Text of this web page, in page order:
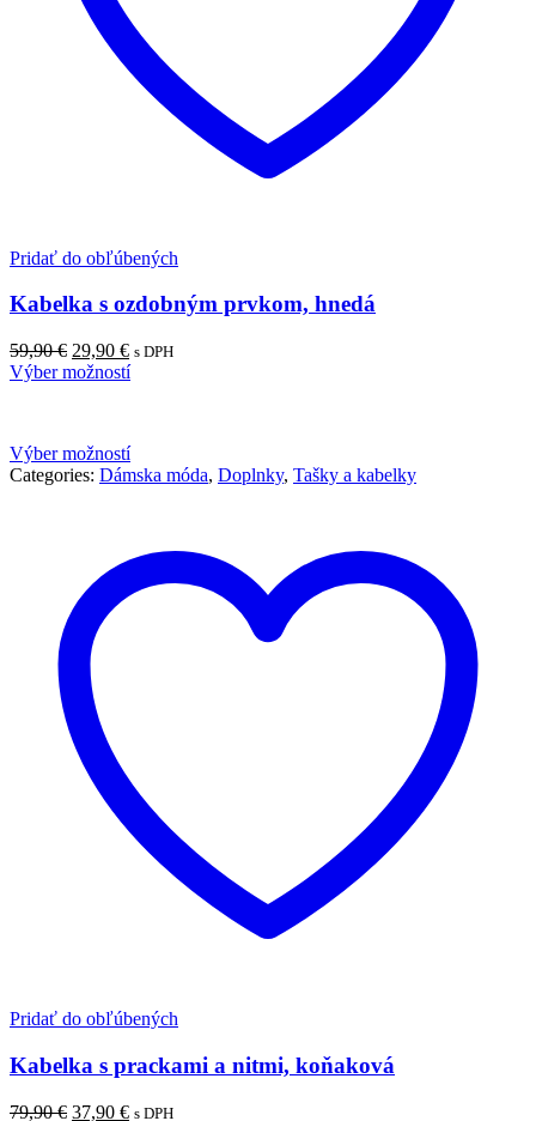
Pridať do obľúbených
Kabelka s ozdobným prvkom, hnedá
59,90€ Pôvodná
cena
29,90 €Aktuálna
cena
s DPH
Výber možností
Výber možností
Categories: Dámska móda, Doplnky, Tašky a kabelky
Pridať do obľúbených
Kabelka s prackami a nitmi, koňaková
79,90€ Pôvodná
37,90 €Aktuálna
s DPH